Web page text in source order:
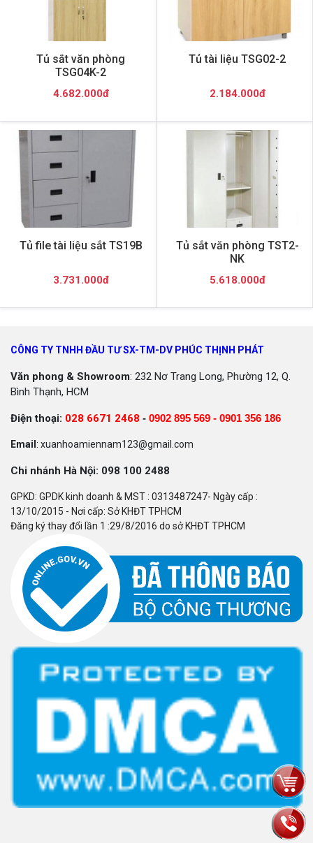
Tủ sắt văn phòng
TSG04K-2
4.682.000đ
Tủ tài liệu TSG02-2
2.184.000đ
Tủ file tài liệu sắt TS19B
3.731.000đ
Tủ sắt văn phòng TST2-
NK
5.618.000đ
CÔNG TY TNHH ĐẦU TƯ SX-TM-DV PHÚC THỊNH PHÁT
Văn phong & Showroom: 232 Nơ Trang Long, Phường 12, Q.
Bình Thạnh, HCM
Điện thoại: 028 6671 2468 - 0902 895 569 - 0901 356 186
Email : xuanhoamiennam123@gmail.com
Chi nhánh Hà Nội: 098 100 2488
GPKD: GPDK kinh doanh & MST : 0313487247- Ngày cấp :
13/10/2015 - Nơi cấp: Sở KHĐT TPHCM
Đăng ký thay đổi lần 1 :29/8/2016 do sở KHĐT TPHCM